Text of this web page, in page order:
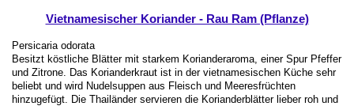
Vietnamesischer Koriander - Rau Ram (Pflanze)
Persicaria odorata
Besitzt köstliche Blätter mit starkem Korianderaroma, einer Spur Pfeffer
und Zitrone. Das Korianderkraut ist in der vietnamesischen Küche sehr
beliebt und wird Nudelsuppen aus Fleisch und Meeresfrüchten
hinzugefügt. Die Thailänder servieren die Korianderblätter lieber roh und